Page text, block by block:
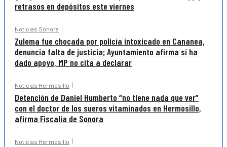
retrasos en depósitos este viernes
Noticias Sonora
Zulema fue chocada por policía intoxicado en Cananea,
denuncia falta de justicia; Ayuntamiento afirma sí ha
dado apoyo, MP no cita a declarar
Noticias Hermosillo
Detención de Daniel Humberto “no tiene nada que ver”
con el doctor de los sueros vitaminados en Hermosillo,
afirma Fiscalía de Sonora
Noticias Hermosillo